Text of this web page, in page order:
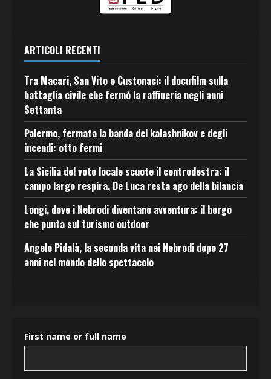
ARTICOLI RECENTI
Tra Macari, San Vito e Custonaci: il docufilm sulla
battaglia civile che fermò la raffineria negli anni
Settanta
Palermo, fermata la banda del kalashnikov e degli
incendi: otto fermi
La Sicilia del voto locale scuote il centrodestra: il
campo largo respira, De Luca resta ago della bilancia
Longi, dove i Nebrodi diventano avventura: il borgo
che punta sul turismo outdoor
Angelo Pidalà, la seconda vita nei Nebrodi dopo 27
anni nel mondo dello spettacolo
First name or full name